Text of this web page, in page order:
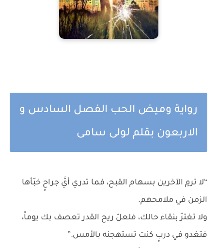
رواية وميض الحب الفصل السادس و
الاربعون بقلم لولى سامى
“لا ترمِ الآخرين بسهام القبح، فما تدري أيَّ جراحٍ خبّأها
الزمن في ملامحهم.
ولا تغترّ بنقاء حالك، فلعلّ ريح القدر تعصف بك يوماً،
فتغدو في دربٍ كنت تستهجنه بالأمس.”